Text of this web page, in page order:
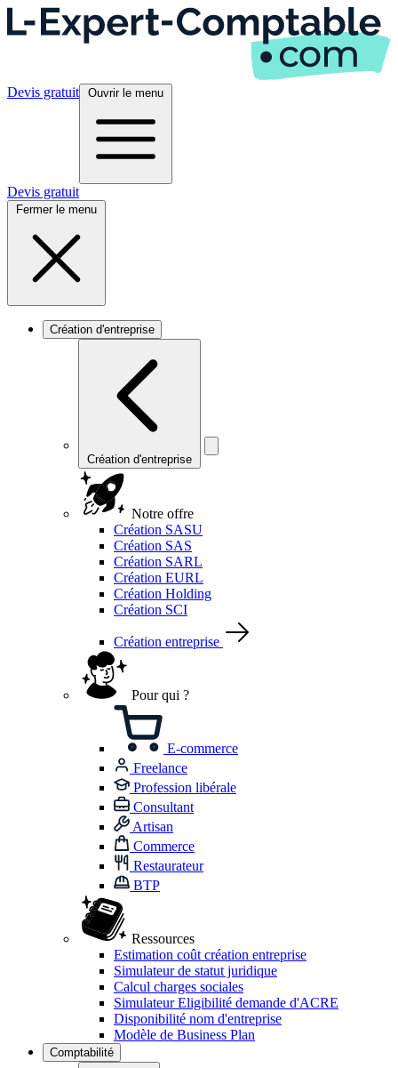
Devis gratuit Ouvrir le menu
Devis gratuit
Fermer le menu
Création d'entreprise
Création d'entreprise
Notre offre
Création SASU
Création SAS
Création SARL
Création EURL
Création Holding
Création SCI
Création entreprise
Pour qui ?
E-commerce
Freelance
Profession libérale
Consultant
Artisan
Commerce
Restaurateur
BTP
Ressources
Estimation coût création entreprise
Simulateur de statut juridique
Calcul charges sociales
Simulateur Eligibilité demande d'ACRE
Disponibilité nom d'entreprise
Modèle de Business Plan
Comptabilité